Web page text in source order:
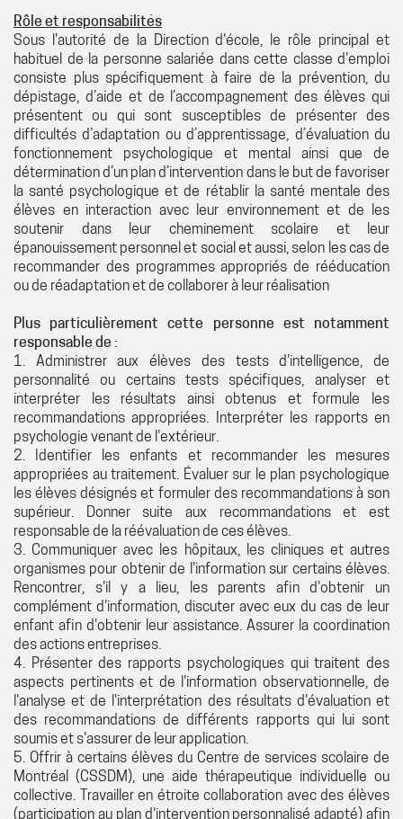
Rôle et responsabilités
Sous l'autorité de la Direction d'école, le rôle principal et
habituel de la personne salariée dans cette classe d'emploi
consiste plus spécifiquement à faire de la prévention, du
dépistage, d’aide et de l’accompagnement des élèves qui
présentent ou qui sont susceptibles de présenter des
difficultés d’adaptation ou d’apprentissage, d’évaluation du
fonctionnement psychologique et mental ainsi que de
détermination d’un plan d’intervention dans le but de favoriser
la santé psychologique et de rétablir la santé mentale des
élèves en interaction avec leur environnement et de les
soutenir dans leur cheminement scolaire et leur
épanouissement personnel et social et aussi, selon les cas de
recommander des programmes appropriés de rééducation
ou de réadaptation et de collaborer à leur réalisation
Plus particulièrement cette personne est notamment
responsable de :
1. Administrer aux élèves des tests d'intelligence, de
personnalité ou certains tests spécifiques, analyser et
interpréter les résultats ainsi obtenus et formule les
recommandations appropriées. Interpréter les rapports en
psychologie venant de l'extérieur.
2. Identifier les enfants et recommander les mesures
appropriées au traitement. Évaluer sur le plan psychologique
les élèves désignés et formuler des recommandations à son
supérieur. Donner suite aux recommandations et est
responsable de la réévaluation de ces élèves.
3. Communiquer avec les hôpitaux, les cliniques et autres
organismes pour obtenir de l'information sur certains élèves.
Rencontrer, s'il y a lieu, les parents afin d'obtenir un
complément d'information, discuter avec eux du cas de leur
enfant afin d'obtenir leur assistance. Assurer la coordination
des actions entreprises.
4. Présenter des rapports psychologiques qui traitent des
aspects pertinents et de l'information observationnelle, de
l'analyse et de l'interprétation des résultats d'évaluation et
des recommandations de différents rapports qui lui sont
soumis et s'assurer de leur application.
5. Offrir à certains élèves du Centre de services scolaire de
Montréal (CSSDM), une aide thérapeutique individuelle ou
collective. Travailler en étroite collaboration avec des élèves
(participation au plan d'intervention personnalisé adapté) afin